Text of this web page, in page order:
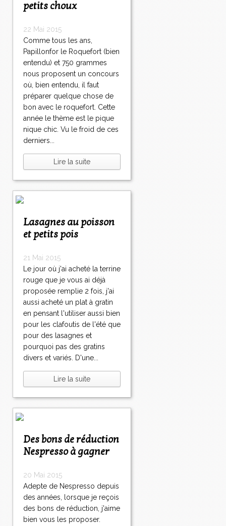
petits choux
22 Mai 2015
Comme tous les ans,
Papillonfor le Roquefort (bien
entendu) et 750 grammes
nous proposent un concours
où, bien entendu, il faut
préparer quelque chose de
bon avec le roquefort. Cette
année le thème est le pique
nique chic. Vu le froid de ces
derniers...
Lire la suite
Lasagnes au poisson
et petits pois
21 Mai 2015
Le jour où j'ai acheté la terrine
rouge que je vous ai déjà
proposée remplie 2 fois, j'ai
aussi acheté un plat à gratin
en pensant l'utiliser aussi bien
pour les clafoutis de l'été que
pour des lasagnes et
pourquoi pas des gratins
divers et variés. D'une...
Lire la suite
Des bons de réduction
Nespresso à gagner
20 Mai 2015
Adepte de Nespresso depuis
des années, lorsque je reçois
des bons de réduction, j'aime
bien vous les proposer.